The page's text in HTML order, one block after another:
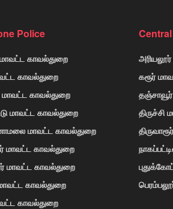
Police
காவல்துறை
காவல்துறை
மாவட்ட காவல்துறை
மாவட்ட காவல்துறை
மாவட்ட காவல்துறை
மாவட்ட காவல்துறை
மாவட்ட காவல்துறை
மாவட்ட காவல்துறை
காவல்துறை
கரூர்